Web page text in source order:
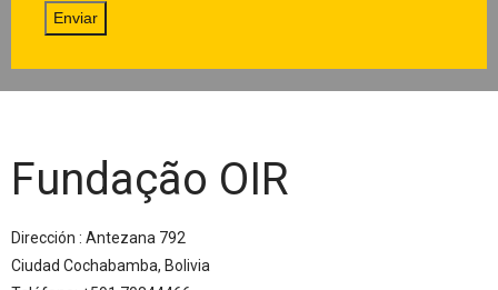
Enviar
Fundação OIR
Dirección : Antezana 792
Ciudad Cochabamba, Bolivia